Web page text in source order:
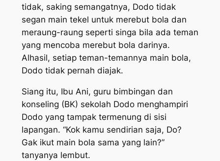
tidak, saking semangatnya, Dodo tidak
segan main tekel untuk merebut bola dan
meraung-raung seperti singa bila ada teman
yang mencoba merebut bola darinya.
Alhasil, setiap teman-temannya main bola,
Dodo tidak pernah diajak.
Siang itu, Ibu Ani, guru bimbingan dan
konseling (BK) sekolah Dodo menghampiri
Dodo yang tampak termenung di sisi
lapangan. “Kok kamu sendirian saja, Do?
Gak ikut main bola sama yang lain?”
tanyanya lembut.